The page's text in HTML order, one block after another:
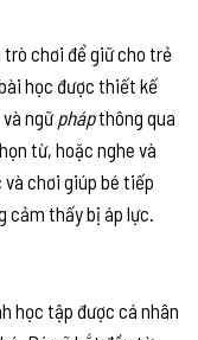
trò chơi để giữ cho trẻ
học được thiết kế
ngữ phápthông qua
từ, hoặc nghe và
chơi giúp bé tiếp
thấy bị áp lực.
học tập được cá nhân